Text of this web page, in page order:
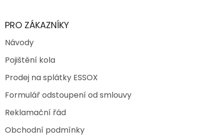
PRO ZÁKAZNÍKY
Návody
Pojištění kola
Prodej na splátky ESSOX
Formulář odstoupení od smlouvy
Reklamační řád
Obchodní podmínky